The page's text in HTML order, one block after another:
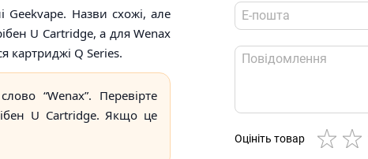
Geekvape. Назви схожі, але
U Cartridge, а для Wenax
картриджі Q Series.
“Wenax”. Перевірте
U Cartridge. Якщо це
Оцініть товар